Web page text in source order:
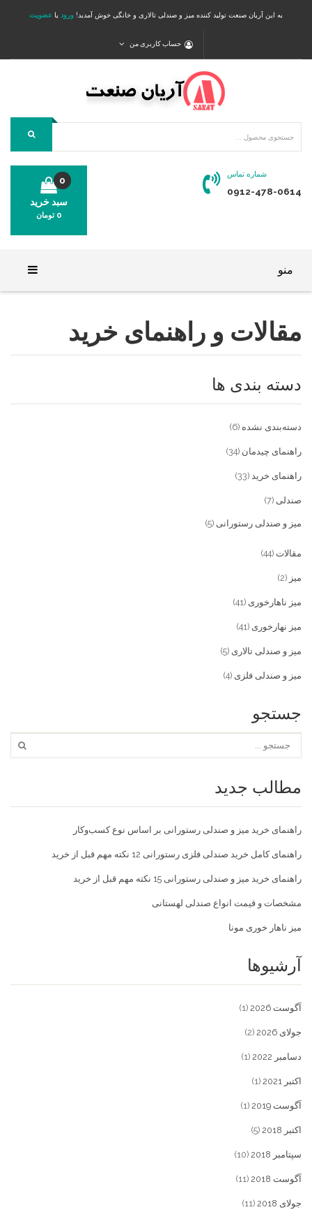
به این آریان صنعت تولید کننده میز و صندلی تالاری و خانگی خوش آمدید! ورود یا عضویت
حساب کاربری من
شماره تماس
0912-478-0614
سبد خرید
0
0 تومان
منو
فروشگاه
میز و صندلی خانگی
تماس با ما
خدمات
تماس با ما
سوالات متداول
پیش پرداخت
مقالات و راهنمای خرید
دسته بندی ها
دسته‌بندی نشده (6)
راهنمای چیدمان (34)
راهنمای خرید (33)
صندلی (7)
میز و صندلی رستورانی (5)
مقالات (44)
میز (2)
میز ناهارخوری (41)
میز نهارخوری (41)
میز و صندلی تالاری (5)
میز و صندلی فلزی (4)
جستجو
مطالب جدید
راهنمای خرید میز و صندلی رستورانی بر اساس نوع کسب‌و‌کار
راهنمای کامل خرید صندلی فلزی رستورانی 12 نکته مهم قبل از خرید
راهنمای خرید میز و صندلی رستورانی 15 نکته مهم قبل از خرید
مشخصات و قیمت انواع صندلی لهستانی
میز ناهار خوری مونا
آرشیوها
آگوست 2026 (1)
جولای 2026 (2)
دسامبر 2022 (1)
اکتبر 2021 (1)
آگوست 2019 (1)
اکتبر 2018 (5)
سپتامبر 2018 (10)
آگوست 2018 (11)
جولای 2018 (11)